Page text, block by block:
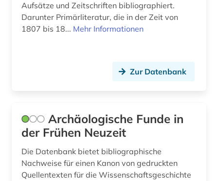
martin-von-wagner-museum (1)
maya (1)
mediävistik (1)
militärgeschichte (1)
mishnah (1)
mittel- und neulateinische philologie (2)
Aufsätze und Zeitschriften bibliographiert.
Darunter Primärliteratur, die in der Zeit von
1807 bis 18... Mehr Informationen
Zur Datenbank
Archäologische Funde in
der Frühen Neuzeit
Die Datenbank bietet bibliographische
Nachweise für einen Kanon von gedruckten
Quellentexten für die Wissenschaftsgeschichte